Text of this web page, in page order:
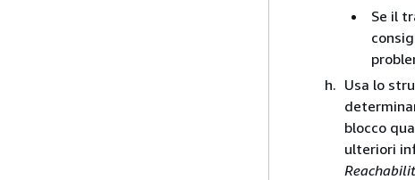
Se il
Usa lo
blocco
ulteriori